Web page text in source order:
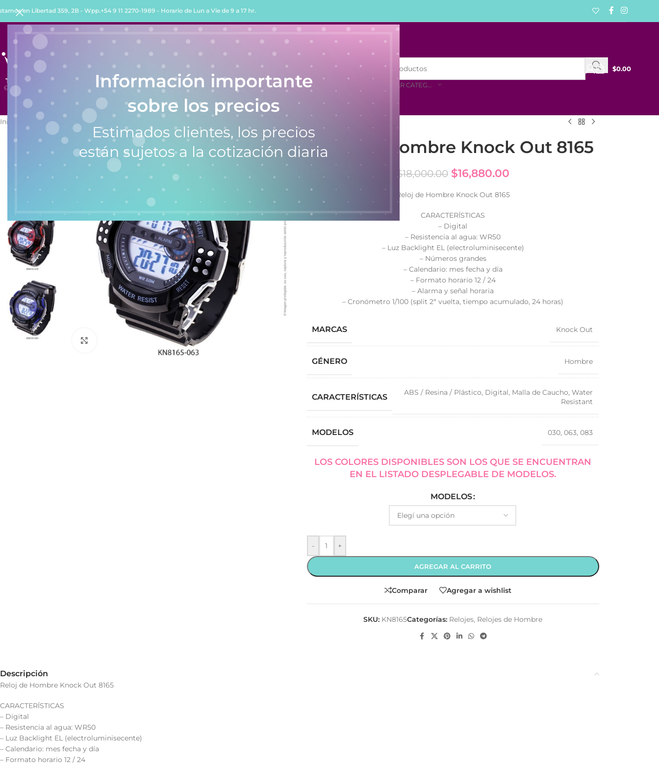
Información importante
sobre los precios
Estimados clientes, los precios
están sujetos a la cotización diaria
en Libertad 359, 2B - Wpp.+54 9 11 2270-1989 - Horario de Lun a Vie de 9 a 17 hr.
INICIO TIENDA QUIENES SOMOS COMO COMPRAR COMPRAR POR MENOR
SELECCIONAR CATEGORÍA
$0.00
Inicio Relojes /Relojes de Hombre
SALE Reloj de Hombre Knock Out 8165
$18,000.00 $16,880.00
Reloj de Hombre Knock Out 8165
CARACTERÍSTICAS
– Digital
– Resistencia al agua: WR50
– Luz Backlight EL (electroluminisecente)
– Números grandes
– Calendario: mes fecha y día
– Formato horario 12 / 24
– Alarma y señal horaria
– Cronómetro 1/100 (split 2ª vuelta, tiempo acumulado, 24 horas)
MARCAS Knock Out
GÉNERO Hombre
CARACTERÍSTICAS ABS / Resina / Plástico, Digital, Malla de Caucho, Water
Resistant
MODELOS 030, 063, 083
LOS COLORES DISPONIBLES SON LOS QUE SE ENCUENTRAN
EN EL LISTADO DESPLEGABLE DE MODELOS.
MODELOS
- +
AGREGAR AL CARRITO
Comparar Agregar a wishlist
SKU: KN8165Categorías: Relojes, Relojes de Hombre
Descripción
Reloj de Hombre Knock Out 8165
CARACTERÍSTICAS
– Digital
– Resistencia al agua: WR50
– Luz Backlight EL (electroluminisecente)
– Calendario: mes fecha y día
– Formato horario 12 / 24